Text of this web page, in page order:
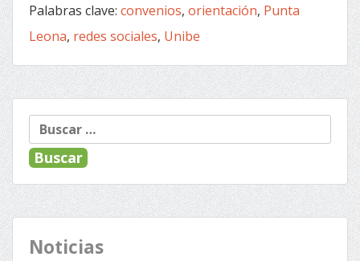
Palabras clave: convenios, orientación, Punta
Leona, redes sociales, Unibe
Buscar:
Noticias